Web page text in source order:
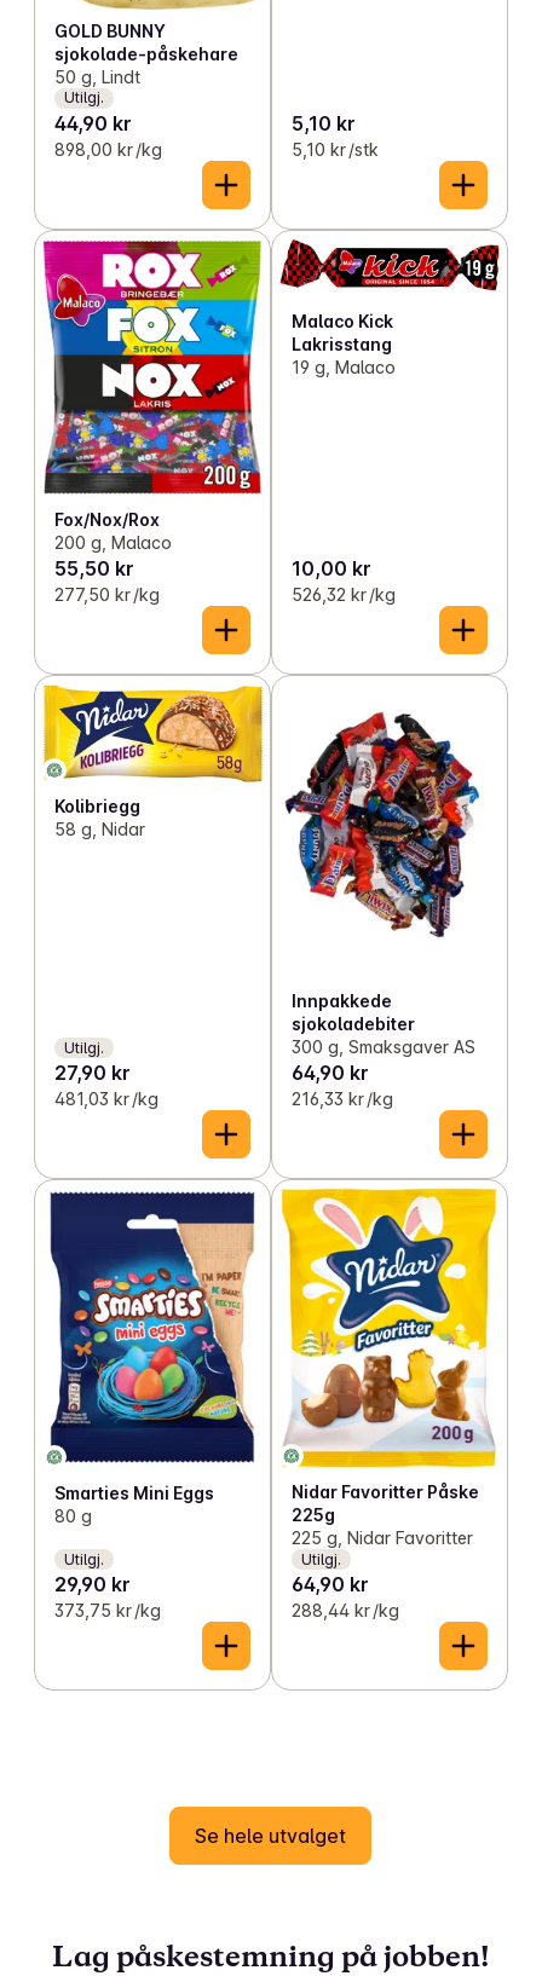
GOLD BUNNY
sjokolade-påskehare
50 g, Lindt
Utilgj.
44,90 kr
898,00 kr /kg
5,10 kr
5,10 kr /stk
Fox/Nox/Rox
200 g, Malaco
55,50 kr
277,50 kr /kg
Malaco Kick
Lakrisstang
19 g, Malaco
10,00 kr
526,32 kr /kg
Kolibriegg
58 g, Nidar
Utilgj.
27,90 kr
481,03 kr /kg
Innpakkede
sjokoladebiter
300 g, Smaksgaver AS
64,90 kr
216,33 kr /kg
Smarties Mini Eggs
80 g
Utilgj.
29,90 kr
373,75 kr /kg
Nidar Favoritter Påske
225g
225 g, Nidar Favoritter
Utilgj.
64,90 kr
288,44 kr /kg
Se hele utvalget
Lag påskestemning på jobben!